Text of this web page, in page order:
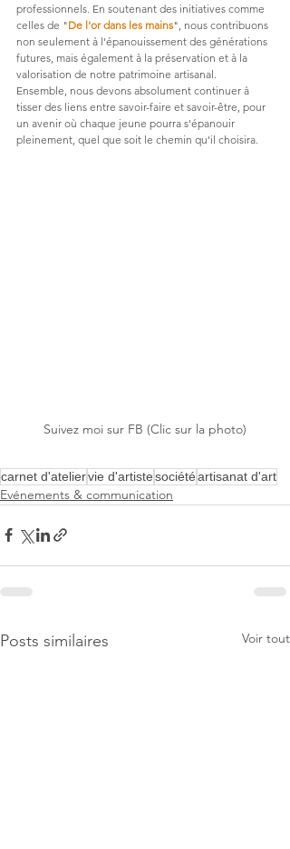
professionnels. En soutenant des initiatives comme
celles de "De l'or dans les mains", nous contribuons
non seulement à l'épanouissement des générations
futures, mais également à la préservation et à la
valorisation de notre patrimoine artisanal.
Ensemble, nous devons absolument continuer à
tisser des liens entre savoir-faire et savoir-être, pour
un avenir où chaque jeune pourra s'épanouir
pleinement, quel que soit le chemin qu'il choisira.
Suivez moi sur FB (Clic sur la photo)
carnet d'ateliervie d'artistesociétéartisanat d'art
Evénements & communication
Posts similaires Voir tout